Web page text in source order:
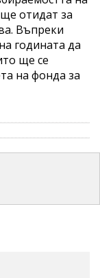
отидат за
Въпреки
годината да
ще се
на фонда за